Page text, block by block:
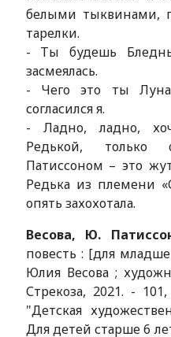
белыми тыквинами,
тарелки.
- Ты будешь
засмеялась.
- Чего это ты
согласился я.
- Ладно, ладно,
Редькой, только
Патиссоном – это
Редька из племени
опять захохотала.
Весова, Ю.
повесть : [для
Юлия Весова ;
Стрекоза, 2021. -
"Детская
Для детей старше 6